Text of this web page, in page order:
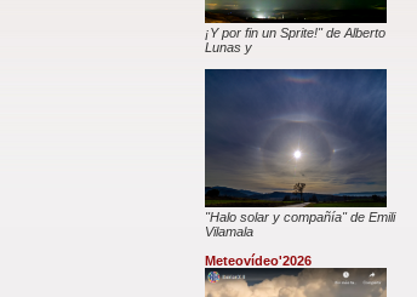
¡Y por fin un Sprite!" de Alberto
Lunas y
"Halo solar y compañía" de Emili
Vilamala
Meteovídeo'2026